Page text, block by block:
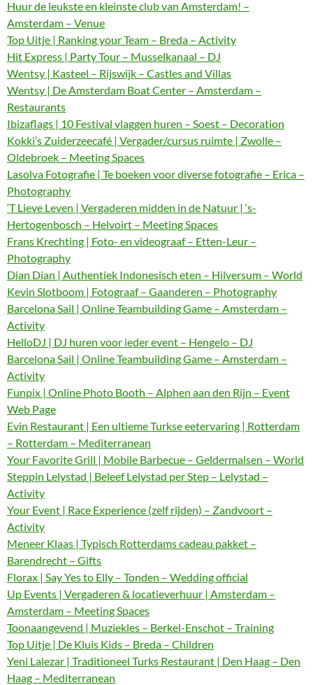
Huur de leukste en kleinste club van Amsterdam! –
Amsterdam – Venue
Top Uitje | Ranking your Team – Breda – Activity
Hit Express | Party Tour – Musselkanaal – DJ
Wentsy | Kasteel – Rijswijk – Castles and Villas
Wentsy | De Amsterdam Boat Center – Amsterdam –
Restaurants
Ibizaflags | 10 Festival vlaggen huren – Soest – Decoration
Kokki’s Zuiderzeecafé | Vergader/cursus ruimte | Zwolle –
Oldebroek – Meeting Spaces
Lasolva Fotografie | Te boeken voor diverse fotografie – Erica –
Photography
‘T Lieve Leven | Vergaderen midden in de Natuur | ‘s-
Hertogenbosch – Helvoirt – Meeting Spaces
Frans Krechting | Foto- en videograaf – Etten-Leur –
Photography
Dian Dian | Authentiek Indonesisch eten – Hilversum – World
Kevin Slotboom | Fotograaf – Gaanderen – Photography
Barcelona Sail | Online Teambuilding Game – Amsterdam –
Activity
HelloDJ | DJ huren voor ieder event – Hengelo – DJ
Barcelona Sail | Online Teambuilding Game – Amsterdam –
Activity
Funpix | Online Photo Booth – Alphen aan den Rijn – Event
Web Page
Evin Restaurant | Een ultieme Turkse eetervaring | Rotterdam
– Rotterdam – Mediterranean
Your Favorite Grill | Mobile Barbecue – Geldermalsen – World
Steppin Lelystad | Beleef Lelystad per Step – Lelystad –
Activity
Your Event | Race Experience (zelf rijden) – Zandvoort –
Activity
Meneer Klaas | Typisch Rotterdams cadeau pakket –
Barendrecht – Gifts
Florax | Say Yes to Elly – Tonden – Wedding official
Up Events | Vergaderen & locatieverhuur | Amsterdam –
Amsterdam – Meeting Spaces
Toonaangevend | Muziekles – Berkel-Enschot – Training
Top Uitje | De Kluis Kids – Breda – Children
Yeni Lalezar | Traditioneel Turks Restaurant | Den Haag – Den
Haag – Mediterranean